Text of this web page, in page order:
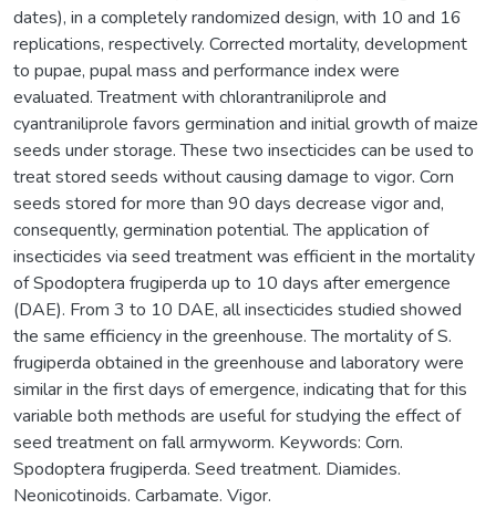
dates), in a completely randomized design, with 10 and 16
replications, respectively. Corrected mortality, development
to pupae, pupal mass and performance index were
evaluated. Treatment with chlorantraniliprole and
cyantraniliprole favors germination and initial growth of maize
seeds under storage. These two insecticides can be used to
treat stored seeds without causing damage to vigor. Corn
seeds stored for more than 90 days decrease vigor and,
consequently, germination potential. The application of
insecticides via seed treatment was efficient in the mortality
of Spodoptera frugiperda up to 10 days after emergence
(DAE). From 3 to 10 DAE, all insecticides studied showed
the same efficiency in the greenhouse. The mortality of S.
frugiperda obtained in the greenhouse and laboratory were
similar in the first days of emergence, indicating that for this
variable both methods are useful for studying the effect of
seed treatment on fall armyworm. Keywords: Corn.
Spodoptera frugiperda. Seed treatment. Diamides.
Neonicotinoids. Carbamate. Vigor.